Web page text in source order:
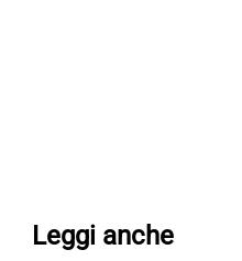
Leggi anche